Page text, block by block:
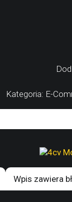
Kategoria: E-
Wpis zawiera